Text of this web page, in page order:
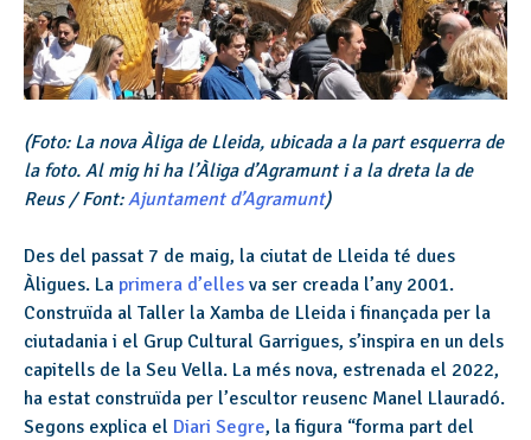
(Foto: La nova Àliga de Lleida, ubicada a la part esquerra de
la foto. Al mig hi ha l’Àliga d’Agramunt i a la dreta la de
Reus/ Font:Ajuntament d’Agramunt)
Des del passat 7 de maig, la ciutat de Lleida té dues
Àligues. La primera d’elles va ser creada l’any 2001.
Construïda al Taller la Xamba de Lleida i finançada per la
ciutadania i el Grup Cultural Garrigues, s’inspira en un dels
capitells de la Seu Vella. La més nova, estrenada el 2022,
ha estat construïda per l’escultor reusenc Manel Llauradó.
Segons explica el Diari Segre, la figura “forma part del